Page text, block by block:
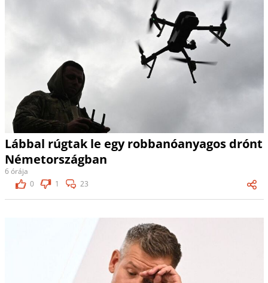
Lábbal rúgtak le egy robbanóanyagos drónt
Németországban
6 órája
0
1 23